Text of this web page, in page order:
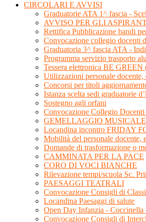
CIRCOLARI E AVVISI
Graduatorie ATA 1^ fascia -
AVVISO PER GLI
Rettifica Pubblicazione bandi
Convocazione collegio docenti
Graduatoria 3^ fascia ATA -
Programma servizio trasporto
Tessera elettronica BE GREEN
Utilizzazioni personale
Concorsi per titoli
Istanza scelta sedi graduatorie
Sostegno agli orfani
Convocazione Collegio
GEMELLAGGIO
Locandina incontro FRIDAY
Mobilità del personale docente,
Domande di trasformazione o
CAMMINATA PER LA PACE
CORO DI VOCI BIANCHE
Rilevazione tempi/scuola Sc.
PAESAGGI TEATRALI
Convocazione Consigli di
Locandina Paesaggi di salute
Open Day Infanzia -
Convocazione Consigli di